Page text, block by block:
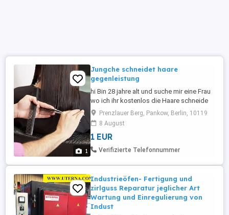
1
Jungche schneidet haare
gegenleistung
hi Bin 28 jahre alt und suche mir eine Frau
wo ich ihr kostenlos die Haare schneide
dafür gegenleistung bekommen.Also
spass haben.Meldet euch..
Prenzlauer Berg, Pankow, Berlin, 10119
8 August
1 EUR
Verifizierte Telefonnummer
Industrieöfen- Fertigung und
zirlguss Reparatur jeglicher Art
Wartung und Einregulierung von
Indust